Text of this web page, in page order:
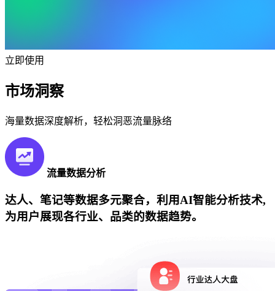
立即使用
市场洞察
海量数据深度解析，轻松洞恶流量脉络
流量数据分析
达人、笔记等数据多元聚合，利用AI智能分析技术,
为用户展现各行业、品类的数据趋势。